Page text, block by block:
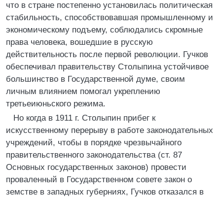
что в стране постепенно установилась политическая
стабильность, способствовавшая промышленному и
экономическому подъему, соблюдались скромные
права человека, вошедшие в русскую
действительность после первой революции. Гучков
обеспечивал правительству Столыпина устойчивое
большинство в Государственной думе, своим
личным влиянием помогал укреплению
третьеиюньского режима.
Но когда в 1911 г. Столыпин прибег к
искусственному перерыву в работе законодательных
учреждений, чтобы в порядке чрезвычайного
правительственного законодательства (ст. 87
Основных государственных законов) провести
проваленный в Государственном совете закон о
земстве в западных губерниях, Гучков отказался в